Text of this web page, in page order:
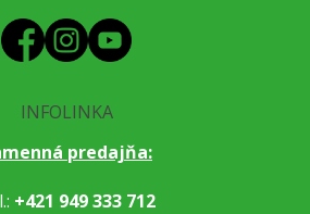
INFOLINKA
predajňa:
+421 949 333 712